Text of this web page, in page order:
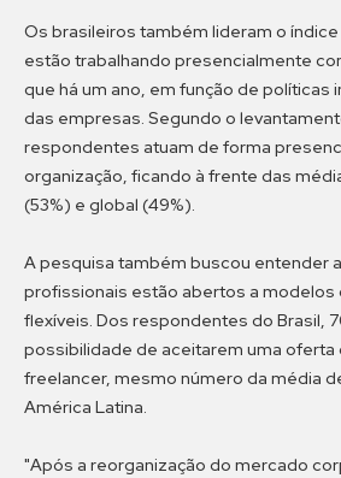
Os brasileiros também lideram o
estão trabalhando presencialmente
que há um ano, em função de políticas
das empresas. Segundo o
respondentes atuam de forma
organização, ficando à frente das
(53%) e global (49%).
A pesquisa também buscou entender
profissionais estão abertos a modelos
flexíveis. Dos respondentes do Brasil,
possibilidade de aceitarem uma
freelancer, mesmo número da média
América Latina.
"Após a reorganização do mercado